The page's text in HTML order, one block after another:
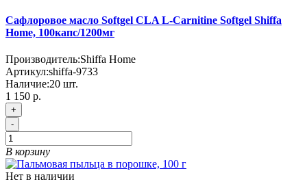
Сафлоровое масло Softgel CLA L-Carnitine Softgel Shiffa
Home, 100капс/1200мг
Производитель:Shiffa Home
Артикул:shiffa-9733
Наличие:20 шт.
1 150 р.
+
-
В корзину
Нет в наличии